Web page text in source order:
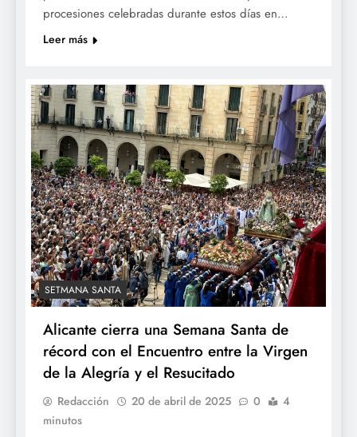
procesiones celebradas durante estos días en…
Leer más
SETMANA SANTA
Alicante cierra una Semana Santa de
récord con el Encuentro entre la Virgen
de la Alegría y el Resucitado
Redacción 20 de abril de 2025 0
4
minutos